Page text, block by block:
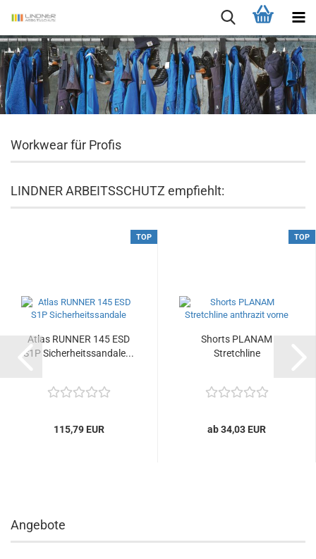
Workwear für Profis
LINDNER ARBEITSSCHUTZ empfiehlt:
TOP
Atlas RUNNER 145 ESD
S1P Sicherheitssandale...
115,79 EUR
TOP
Shorts PLANAM
Stretchline
ab 34,03 EUR
Angebote